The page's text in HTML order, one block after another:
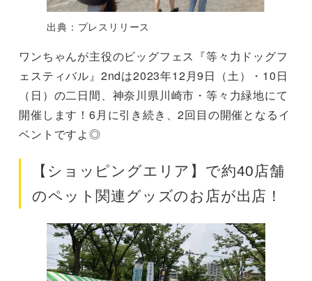
出典：プレスリリース
ワンちゃんが主役のビッグフェス『等々力ドッグフ
ェスティバル』2ndは2023年12月9日（土）・10日
（日）の二日間、神奈川県川崎市・等々力緑地にて
開催します！6月に引き続き、2回目の開催となるイ
ベントですよ◎
【ショッピングエリア】で約40店舗
のペット関連グッズのお店が出店！